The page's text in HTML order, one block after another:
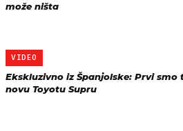
može ništa
VIDEO
Ekskluzivno iz Španjolske: Prvi smo
novu Toyotu Supru